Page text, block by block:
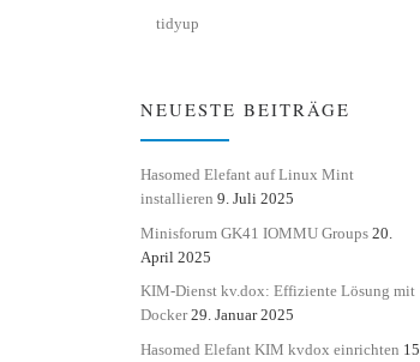
tidyup
NEUESTE BEITRÄGE
Hasomed Elefant auf Linux Mint
installieren 9. Juli 2025
Minisforum GK41 IOMMU Groups 20.
April 2025
KIM-Dienst kv.dox: Effiziente Lösung mit
Docker 29. Januar 2025
Hasomed Elefant KIM kvdox einrichten 15.